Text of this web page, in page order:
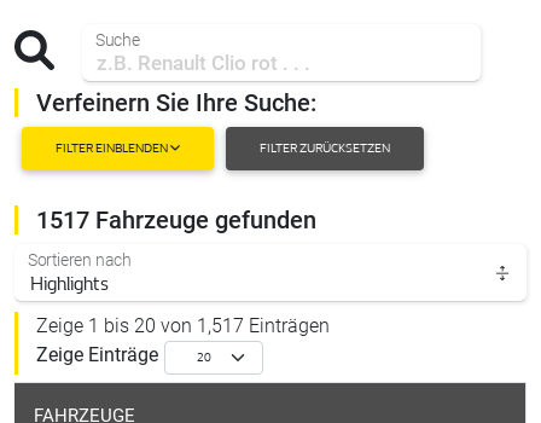
Suche
Verfeinern Sie Ihre Suche:
FILTER EINBLENDEN FILTER ZURÜCKSETZEN
1517 Fahrzeuge gefunden
Sortieren nach
Zeige 1 bis 20 von 1,517 Einträgen
Zeige Einträge
FAHRZEUGE